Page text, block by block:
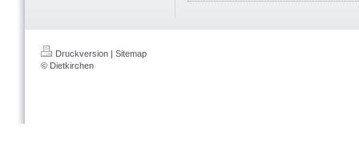
Druckversion | Sitemap
© Dietkirchen